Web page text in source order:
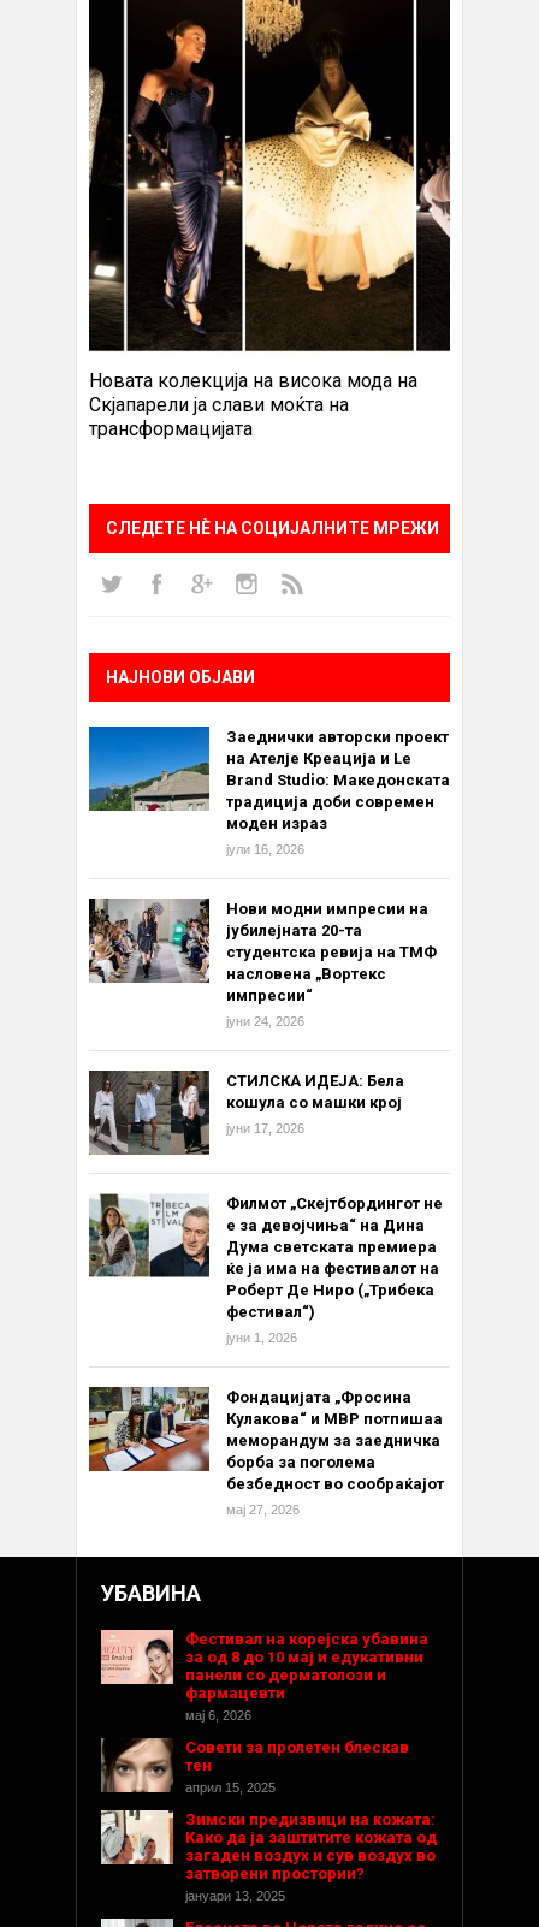
Новата колекција на висока мода на
Скјапарели ја слави моќта на
трансформацијата
СЛЕДЕТЕ НÈ НА СОЦИЈАЛНИТЕ МРЕЖИ
НАЈНОВИ ОБЈАВИ
Заеднички авторски проект
на Ателје Креација и Le
Brand Studio: Македонската
традиција доби современ
моден израз
јули 16, 2026
Нови модни импресии на
јубилејната 20-та
студентска ревија на ТМФ
насловена „Вортекс
импресии“
јуни 24, 2026
СТИЛСКА ИДЕЈА: Бела
кошула со машки крој
јуни 17, 2026
Филмот „Скејтбордингот не
е за девојчиња“ на Дина
Дума светската премиера
ќе ја има на фестивалот на
Роберт Де Ниро („Трибека
фестивал“)
јуни 1, 2026
Фондацијата „Фросина
Кулакова“ и МВР потпишаа
меморандум за заедничка
борба за поголема
безбедност во сообраќајот
мај 27, 2026
УБАВИНА
Фестивал на корејска убавина
за од 8 до 10 мај и едукативни
панели со дерматолози и
фармацевти
мај 6, 2026
Совети за пролетен блескав
тен
април 15, 2025
Зимски предизвици на кожата:
Како да ја заштитите кожата од
загаден воздух и сув воздух во
затворени простории?
јануари 13, 2025